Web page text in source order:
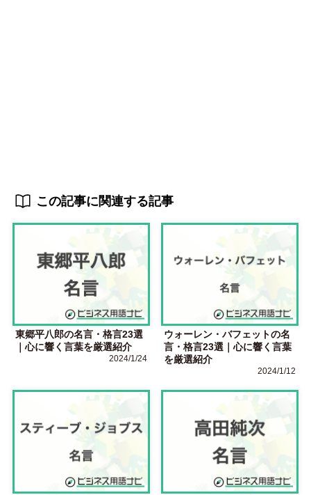
この記事に関連する記事
東郷平八郎の名言・格言23選
｜心に響く言葉を厳選紹介
2024/1/24
ウォーレン・バフェットの名
言・格言23選｜心に響く言葉
を厳選紹介
2024/1/12